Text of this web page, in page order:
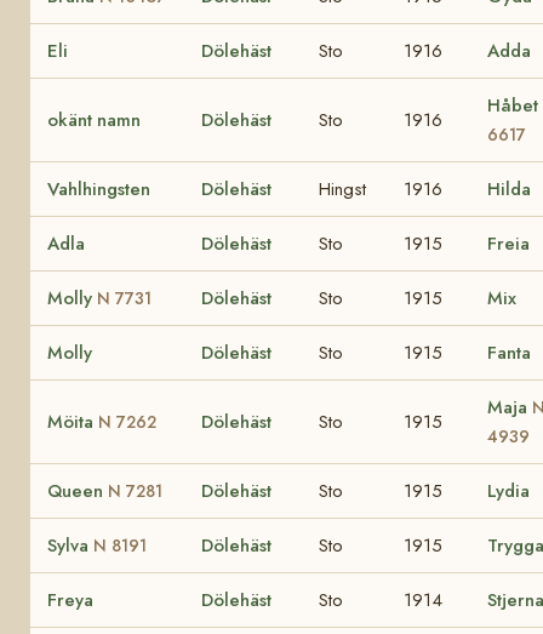
Eli Dölehäst Sto 1916 Adda
okänt namn Dölehäst Sto 1916
Håbet
6617
Vahlhingsten Dölehäst Hingst 1916 Hilda
Adla Dölehäst Sto 1915 Freia
Molly N 7731 Dölehäst Sto 1915 Mix
Molly Dölehäst Sto 1915 Fanta
Möita N 7262 Dölehäst Sto 1915
Maja
4939
Queen N 7281 Dölehäst Sto 1915 Lydia
Sylva N 8191 Dölehäst Sto 1915 Trygga
Freya Dölehäst Sto 1914 Stjerna